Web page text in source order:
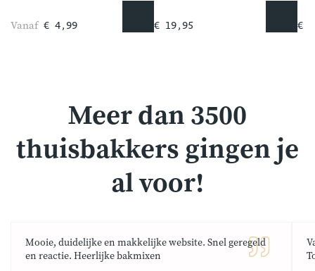
Vanaf € 4,99 € 19,95 €
Meer dan 3500
thuisbakkers gingen je
al voor!
Mooie, duidelijke en makkelijke website. Snel geregeld
en reactie. Heerlijke bakmixen